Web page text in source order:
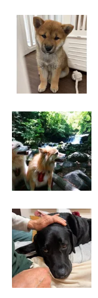
お出かけ中のさくらちゃ
＠miesakusaku39
飼い主さん：
す。おっとりした性
しの存在です。親バカ
そんなさくらちゃんへ
生きしてほしいです」
す。
写真提供・取材協力／
取材・文／長谷部サチ
※この記事は投稿者さ